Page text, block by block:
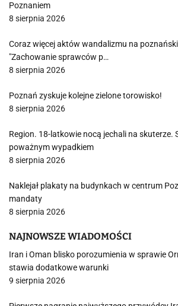
Poznaniem
8 sierpnia 2026
Coraz więcej aktów wandalizmu na
"Zachowanie sprawców p…
8 sierpnia 2026
Poznań zyskuje kolejne zielone torowisko!
8 sierpnia 2026
Region. 18-latkowie nocą jechali na skuterze.
poważnym wypadkiem
8 sierpnia 2026
Naklejał plakaty na budynkach w centrum
mandaty
8 sierpnia 2026
NAJNOWSZE WIADOMOŚCI
Iran i Oman blisko porozumienia w sprawie
stawia dodatkowe warunki
9 sierpnia 2026